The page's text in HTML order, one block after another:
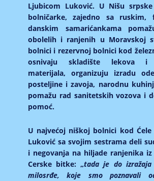
Ljubicom Luković. U Nišu
bolničarke, zajedno sa ruskim,
danskim samarićankama
obolelih i ranjenih u Moravskoj
bolnici i rezervnoj bolnici kod
osnivaju skladište lekova i
materijala, organizuju izradu
posteljine i zavoja, narodnu
pomažu rad sanitetskih vozova i
pomoć.
U najvećoj niškoj bolnici kod
Luković sa svojim sestrama deli
i negovanja na hiljade ranjenika
Cerske bitke: „tada je do izražaja
milosrđe, koje smo poznavali